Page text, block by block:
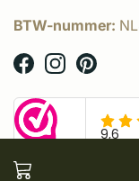
BTW-nummer: